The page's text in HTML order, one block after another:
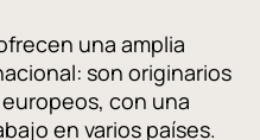
una amplia
son originarios
con una
en varios países.